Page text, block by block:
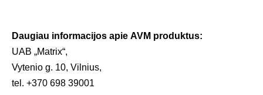
Daugiau informacijos apie AVM produktus:
UAB „Matrix“,
Vytenio g. 10, Vilnius,
tel. +370 698 39001